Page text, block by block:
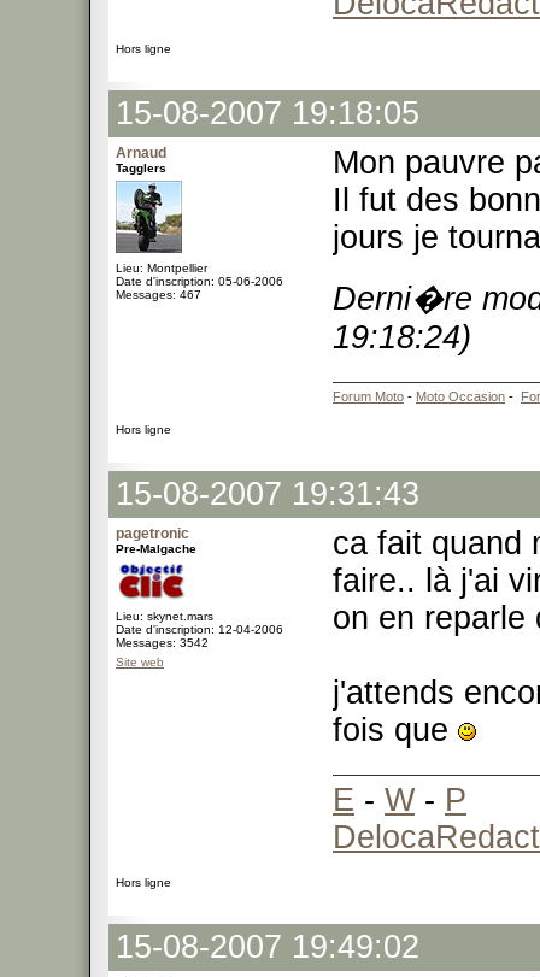
Hors ligne
15-08-2007 19:18:05
Arnaud
Tagglers
Lieu: Montpellier
Date d'inscription: 05-06-2006
Messages: 467
Mon pauvre
Il fut des
jours je
Derni�re
19:18:24)
Forum Moto - Moto Occasion -
Hors ligne
15-08-2007 19:31:43
pagetronic
Pre-Malgache
Lieu: skynet.mars
Date d'inscription: 12-04-2006
Messages: 3542
Site web
ca fait quand
faire.. là j'ai
on en reparle
j'attends
fois que
E - W- P
Hors ligne
15-08-2007 19:49:02